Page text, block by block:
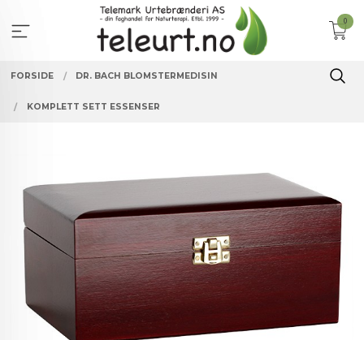
innholdet
0
FORSIDE DR. BACH BLOMSTERMEDISIN
KOMPLETT SETT ESSENSER